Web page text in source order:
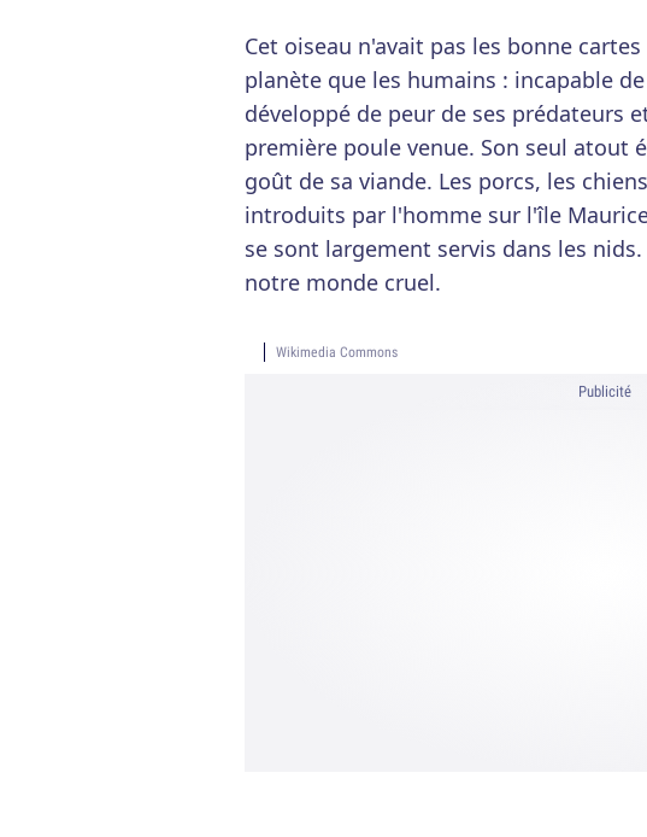
Cet oiseau n'avait pas les bonne
planète que les humains : incapable
développé de peur de ses prédateurs
première poule venue. Son seul atout
goût de sa viande. Les porcs, les
introduits par l'homme sur l'île
se sont largement servis dans les
notre monde cruel.
Wikimedia Commons
Publicité